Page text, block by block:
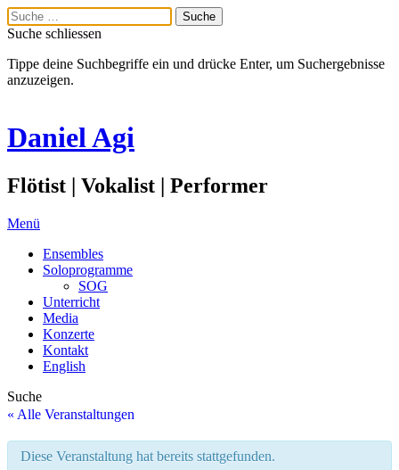
Suche schliessen
Tippe deine Suchbegriffe ein und drücke Enter, um Suchergebnisse
anzuzeigen.
Daniel Agi
Flötist | Vokalist | Performer
Menü
Ensembles
Soloprogramme
SOG
Unterricht
Media
Konzerte
Kontakt
English
Suche
« Alle Veranstaltungen
Diese Veranstaltung hat bereits stattgefunden.